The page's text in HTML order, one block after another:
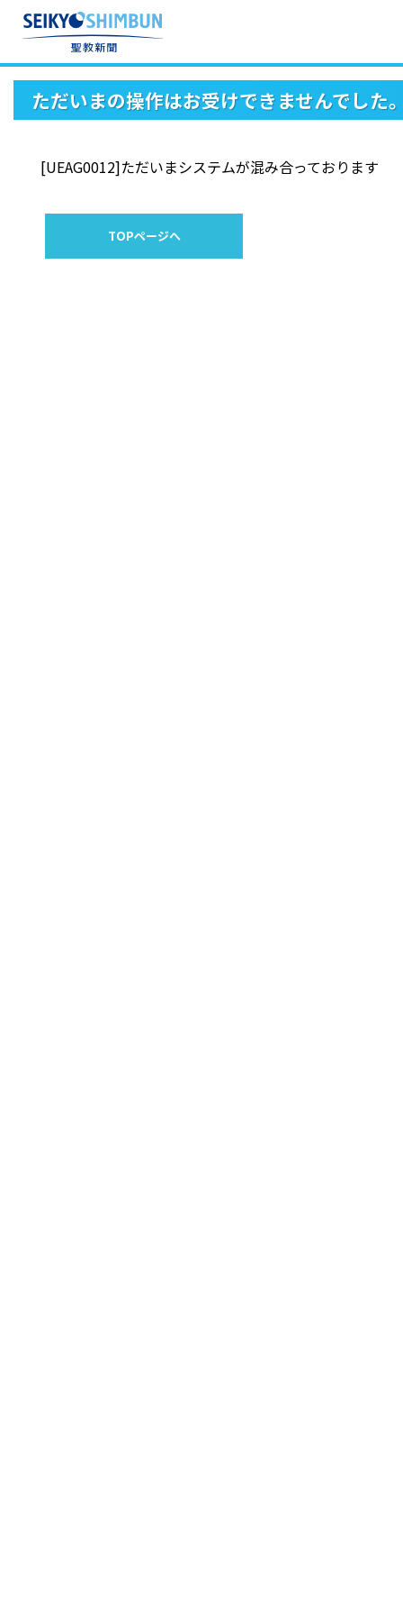
ただいまの操作はお受けできませんでした
[UEAG0012]ただいまシステムが混み合っております
TOPページへ